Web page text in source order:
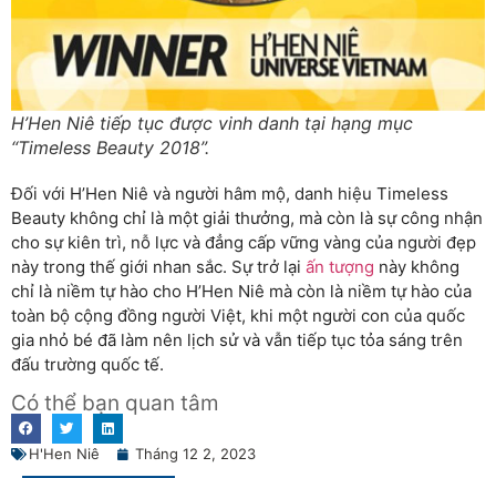
H’Hen Niê tiếp tục được vinh danh tại hạng mục
“Timeless Beauty 2018”.
Đối với H’Hen Niê và người hâm mộ, danh hiệu Timeless
Beauty không chỉ là một giải thưởng, mà còn là sự công nhận
cho sự kiên trì, nỗ lực và đẳng cấp vững vàng của người đẹp
này trong thế giới nhan sắc. Sự trở lại ấn tượng này không
chỉ là niềm tự hào cho H’Hen Niê mà còn là niềm tự hào của
toàn bộ cộng đồng người Việt, khi một người con của quốc
gia nhỏ bé đã làm nên lịch sử và vẫn tiếp tục tỏa sáng trên
đấu trường quốc tế.
Có thể bạn quan tâm
H'Hen Niê Tháng 12 2, 2023